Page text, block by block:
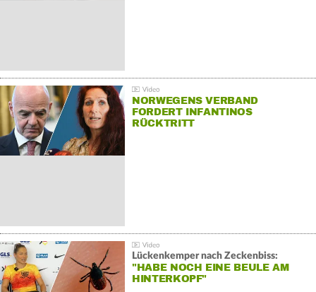
NORWEGENS VERBAND
FORDERT INFANTINOS
RÜCKTRITT
Lückenkemper nach Zeckenbiss:
"HABE NOCH EINE BEULE AM
HINTERKOPF"